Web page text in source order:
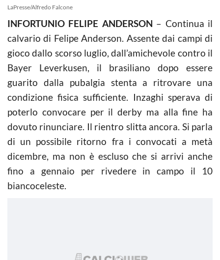
LaPresse/Alfredo Falcone
INFORTUNIO FELIPE ANDERSON – Continua il
calvario di Felipe Anderson. Assente dai campi di
gioco dallo scorso luglio, dall’amichevole contro il
Bayer Leverkusen, il brasiliano dopo essere
guarito dalla pubalgia stenta a ritrovare una
condizione fisica sufficiente. Inzaghi sperava di
poterlo convocare per il derby ma alla fine ha
dovuto rinunciare. Il rientro slitta ancora. Si parla
di un possibile ritorno fra i convocati a metà
dicembre, ma non è escluso che si arrivi anche
fino a gennaio per rivedere in campo il 10
biancoceleste.